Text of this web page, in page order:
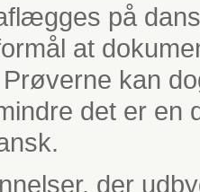
på
at
kan
det er en
der